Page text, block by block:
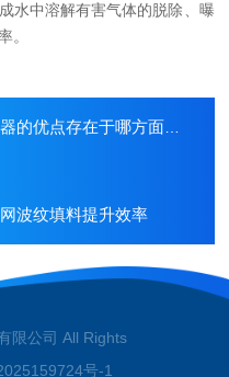
水中溶解有害气体的脱除、曝
。
优点存在于哪方面呢？
波纹填料提升效率
限公司 All Rights
号-1